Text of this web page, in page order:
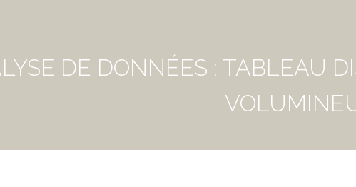
DE DONNÉES : TABLEAU